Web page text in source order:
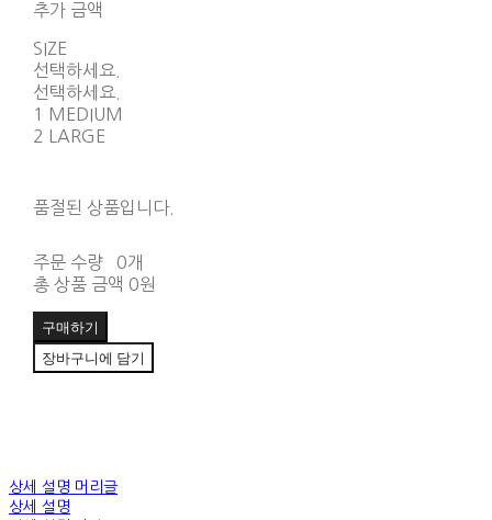
추가 금액
SIZE
선택하세요.
선택하세요.
1 MEDIUM
2 LARGE
품절된 상품입니다.
주문 수량
0개
총 상품 금액 0원
구매하기
장바구니에 담기
상세 설명 머리글
상세 설명